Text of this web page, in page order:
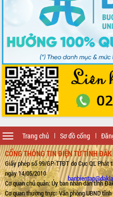
Trang chủ Sơ đồ cổng
Toggle
navigation
CỔNG THÔNG TIN ĐIỆN TỬ TỈNH
Giấy phép số 99/GP-TTĐT do Cục QL
ngày 14/05/2010
Cơ quan chủ quản: Ủy ban nhân dân tỉnh
Cơ quan thường trực: Văn phòng UBND